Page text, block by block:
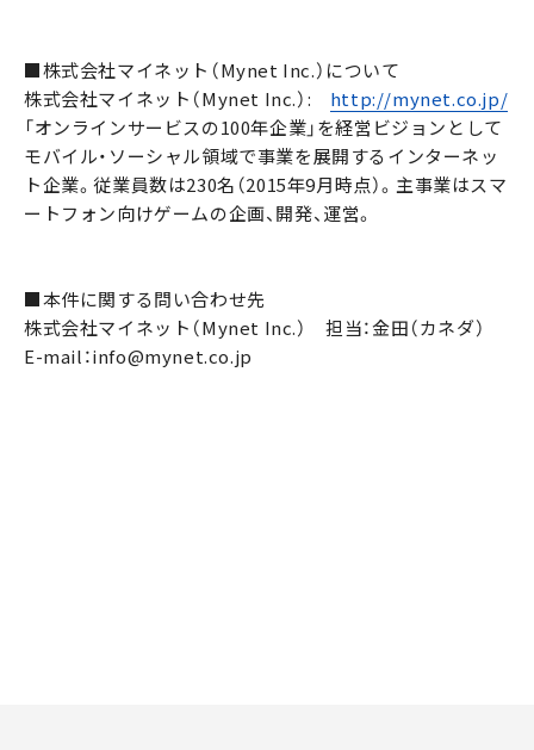
■株式会社マイネット（Mynet Inc.）について
株式会社マイネット（Mynet Inc.）: http://mynet.co.jp/
「オンラインサービスの100年企業」を経営ビジョンとして
モバイル・ソーシャル領域で事業を展開するインターネッ
ト企業。従業員数は230名（2015年9月時点）。主事業はスマ
ートフォン向けゲームの企画、開発、運営。
■本件に関する問い合わせ先
株式会社マイネット（Mynet Inc.） 担当：金田（カネダ）
E-mail：info@mynet.co.jp